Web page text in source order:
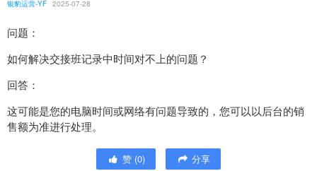
银豹运营-YF 2025-07-28
问题：
如何解决交接班记录中时间对不上的问题？
回答：
这可能是您的电脑时间或网络有问题导致的，您可以以后台的销
售额为准进行处理。
赞 (0) 分享